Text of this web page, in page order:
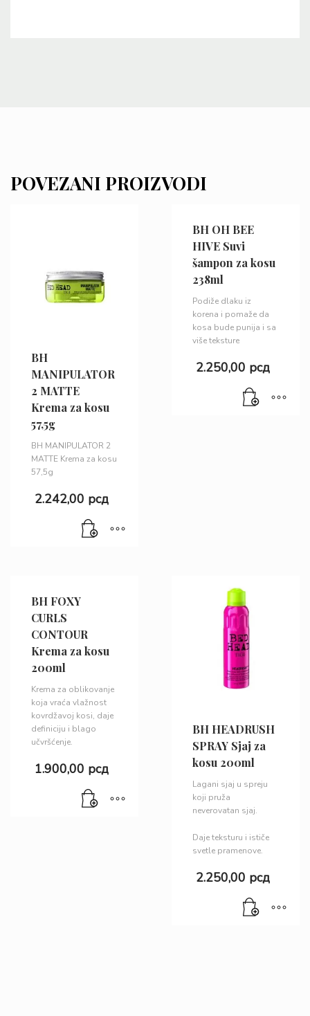
POVEZANI PROIZVODI
BH
MANIPULATOR
2 MATTE
Krema za kosu
57,5g
BH MANIPULATOR 2
MATTE Krema za kosu
57,5g
2.242,00 рсд
BH OH BEE
HIVE Suvi
šampon za kosu
238ml
Podiže dlaku iz
korena i pomaže da
kosa bude punija i sa
više teksture
2.250,00 рсд
BH FOXY
CURLS
CONTOUR
Krema za kosu
200ml
Krema za oblikovanje
koja vraća vlažnost
kovrdžavoj kosi, daje
definiciju i blago
učvršćenje.
1.900,00 рсд
BH HEADRUSH
SPRAY Sjaj za
kosu 200ml
Lagani sjaj u spreju
koji pruža
neverovatan sjaj.
Daje teksturu i ističe
svetle pramenove.
2.250,00 рсд